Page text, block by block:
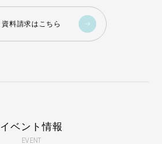
資料請求はこちら
イベント情報
EVENT